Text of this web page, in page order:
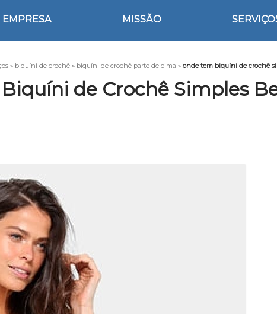
EMPRESA MISSÃO
» biquíni de crochê » biquíni de crochê parte de cima » onde tem biquíni de crochê
de Crochê Simples